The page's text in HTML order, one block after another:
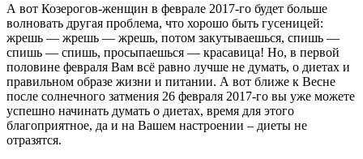
А вот Козерогов-женщин в феврале 2017-го будет больше
волновать другая проблема, что хорошо быть гусеницей:
жрешь — жрешь — жрешь, потом закутываешься, спишь —
спишь — спишь, просыпаешься — красавица! Но, в первой
половине февраля Вам всё равно лучше не думать, о диетах и
правильном образе жизни и питании. А вот ближе к Весне
после солнечного затмения 26 февраля 2017-го вы уже можете
успешно начинать думать о диетах, время для этого
благоприятное, да и на Вашем настроении – диеты не
отразятся.